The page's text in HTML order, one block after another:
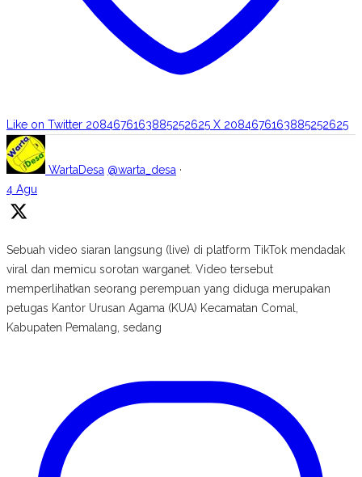
Like on Twitter 2084676163885252625 X 2084676163885252625
WartaDesa @warta_desa ·
4 Agu
Sebuah video siaran langsung (live) di platform TikTok mendadak
viral dan memicu sorotan warganet. Video tersebut
memperlihatkan seorang perempuan yang diduga merupakan
petugas Kantor Urusan Agama (KUA) Kecamatan Comal,
Kabupaten Pemalang, sedang